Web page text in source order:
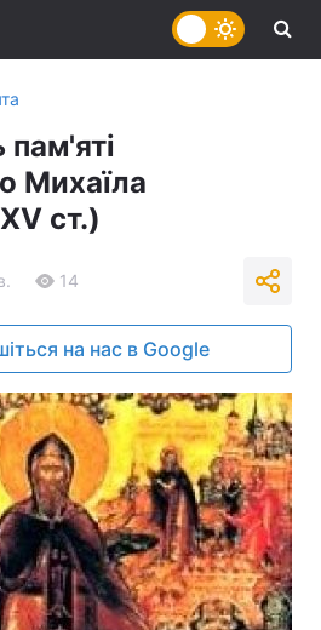
пам'яті
Михаїла
ст.)
14
на нас в Google